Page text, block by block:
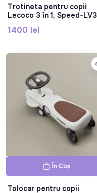
Trotineta pentru copii
Lecoco 3 în 1, Speed-LV3
1400 lei
În Coș
Tolocar pentru copii